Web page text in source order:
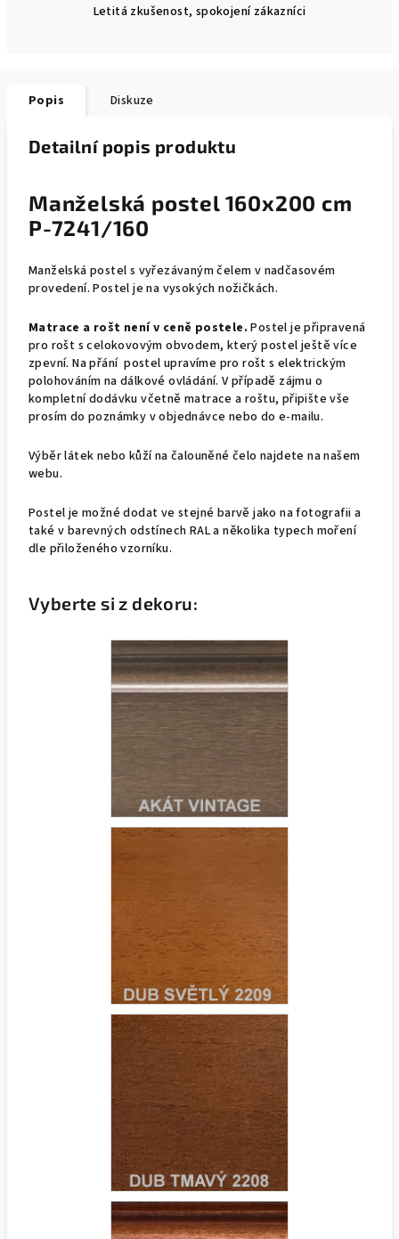
Letitá zkušenost, spokojení zákazníci
Popis Diskuze
Detailní popis produktu
Manželská postel 160x200 cm
P-7241/160
Manželská postel s vyřezávaným čelem v nadčasovém
provedení. Postel je na vysokých nožičkách.
Matrace a rošt není v ceně postele. Postel je připravená
pro rošt s celokovovým obvodem, který postel ještě více
zpevní. Na přání postel upravíme pro rošt s elektrickým
polohováním na dálkové ovládání. V případě zájmu o
kompletní dodávku včetně matrace a roštu, připište vše
prosím do poznámky v objednávce nebo do e-mailu.
Výběr látek nebo kůží na čalouněné čelo najdete na našem
webu.
Postel je možné dodat ve stejné barvě jako na fotografii a
také v barevných odstínech RAL a několika typech moření
dle přiloženého vzorníku.
Vyberte si z dekoru: